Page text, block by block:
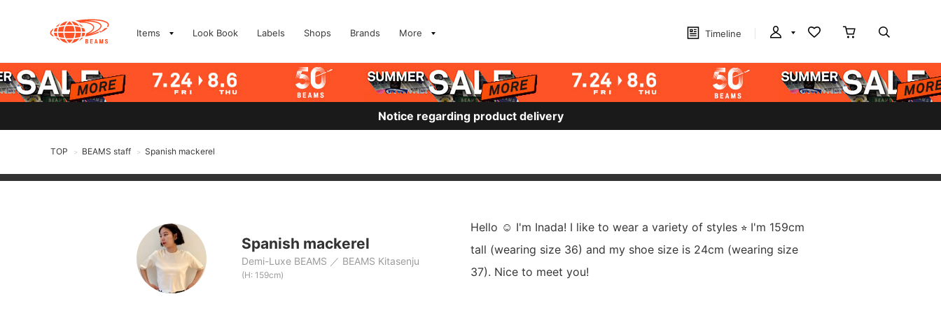
Items Look Book Labels Shops Brands More Timeline
Notice regarding product delivery
TOP > BEAMS staff > Spanish mackerel
Spanish mackerel
Demi-Luxe BEAMS BEAMS Kitasenju
(H: 159cm)
Hello ☺︎ I'm Inada! I like to wear a variety of styles ⭐︎ I'm 159cm
tall (wearing size 36) and my shoe size is 24cm (wearing size
37). Nice to meet you!